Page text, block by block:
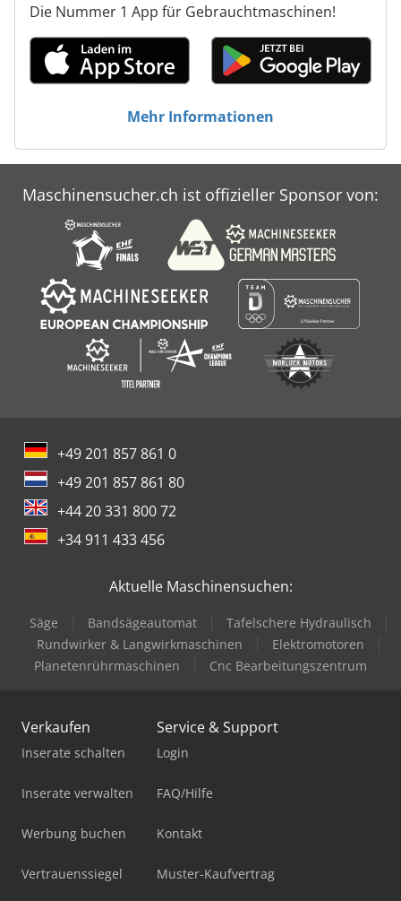
Die Nummer 1 App für Gebrauchtmaschinen!
Mehr Informationen
Maschinensucher.ch ist offizieller Sponsor von:
+49 201 857 861 0
+49 201 857 861 80
+44 20 331 800 72
+34 911 433 456
Aktuelle Maschinensuchen:
Säge Bandsägeautomat
Tafelschere Hydraulisch
Rundwirker & Langwirkmaschinen
Elektromotoren
Planetenrührmaschinen
Cnc Bearbeitungszentrum
Verkaufen
Inserate schalten
Inserate verwalten
Werbung buchen
Vertrauenssiegel
Service & Support
Login
FAQ/Hilfe
Kontakt
Muster-Kaufvertrag